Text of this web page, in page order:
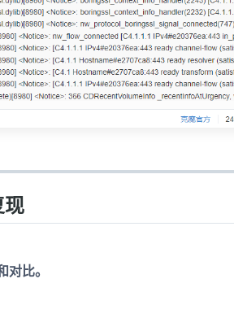
比。